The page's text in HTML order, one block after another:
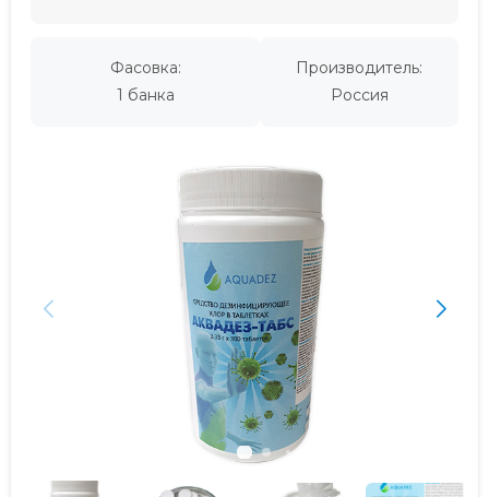
Фасовка:
1 банка
Производитель:
Россия